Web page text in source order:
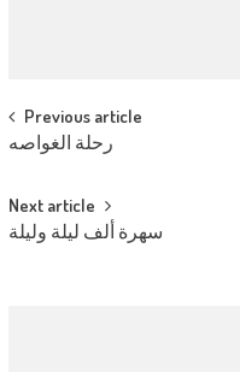
Previous article
رحلة الغواصه
Next article
سهرة ألف ليلة وليلة